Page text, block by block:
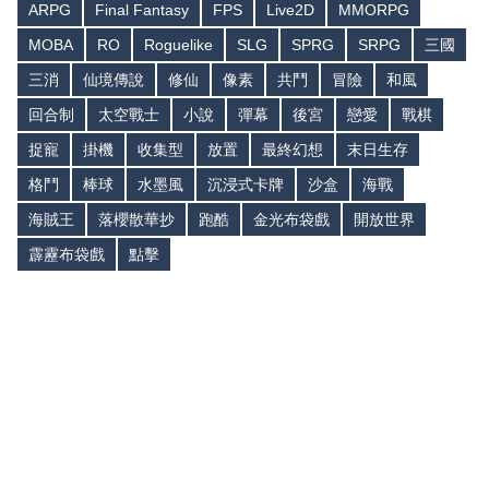
ARPG Final Fantasy FPS Live2D
MMORPG
MOBA
RO Roguelike SLG SPRG SRPG
三國
三消
仙境傳說 修仙 像素 共鬥 冒險
和風
回合制
太空戰士 小說 彈幕 後宮 戀愛
戰棋
捉寵
掛機 收集型 放置 最終幻想
末日生存
格鬥
棒球 水墨風 沉浸式卡牌 沙盒
海戰
海賊王
落櫻散華抄 跑酷 金光布袋戲
開放世界
霹靂布袋戲
點擊